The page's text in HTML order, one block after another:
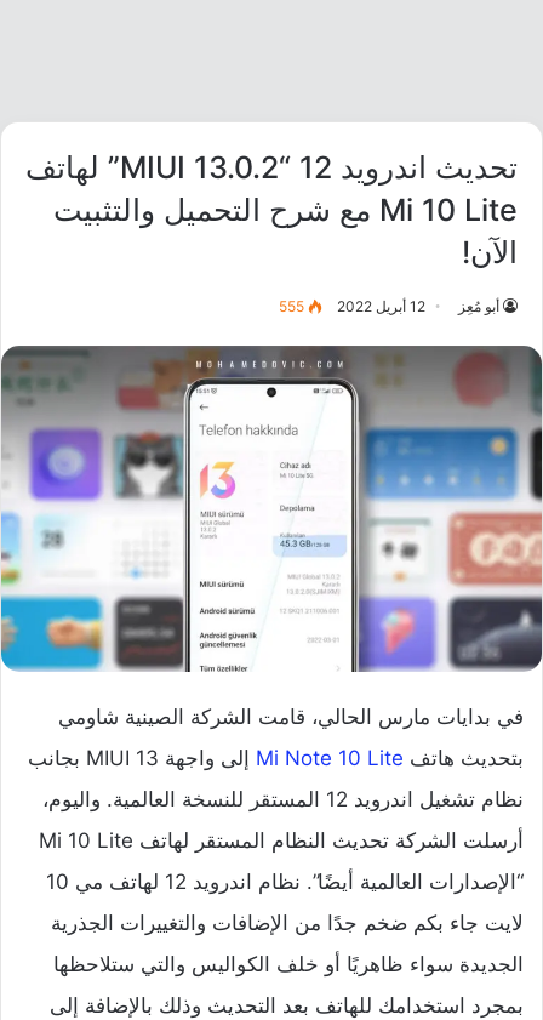
تحديث اندرويد 12 “MIUI 13.0.2” لهاتف
Mi 10 Lite مع شرح التحميل والتثبيت
الآن!
أبو مُعِز 12 أبريل 2022 555
في بدايات مارس الحالي، قامت الشركة الصينية شاومي
بتحديث هاتف Mi Note 10 Lite
إلى واجهة MIUI 13 بجانب
نظام تشغيل اندرويد 12 المستقر للنسخة العالمية. واليوم،
أرسلت الشركة تحديث النظام المستقر لهاتف Mi 10 Lite
“الإصدارات العالمية أيضًا”. نظام اندرويد 12 لهاتف مي 10
لايت جاء بكم ضخم جدًا من الإضافات والتغييرات الجذرية
الجديدة سواء ظاهريًا أو خلف الكواليس والتي ستلاحظها
بمجرد استخدامك للهاتف بعد التحديث وذلك بالإضافة إلى